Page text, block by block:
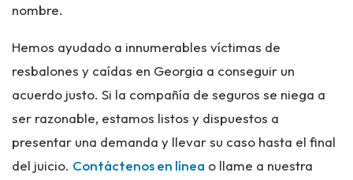
nombre.
Hemos ayudado a innumerables víctimas de
resbalones y caídas en Georgia a conseguir un
acuerdo justo. Si la compañía de seguros se niega a
ser razonable, estamos listos y dispuestos a
presentar una demanda y llevar su caso hasta el final
del juicio. Contáctenos en línea o llame a nuestra